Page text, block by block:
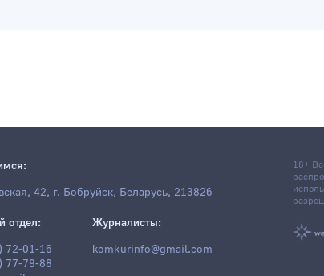
42, г. Бобруйск, Беларусь, 213826
отдел:
72-01-16
77-79-88
Журналисты:
komkurinfo@gmail.com
18+